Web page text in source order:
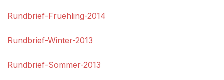
Rundbrief-Fruehling-2014
Rundbrief-Winter-2013
Rundbrief-Sommer-2013